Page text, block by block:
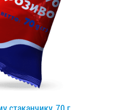
Контакти
Вакансії
ПРОДУКЦІЮ «РУДЬ»: